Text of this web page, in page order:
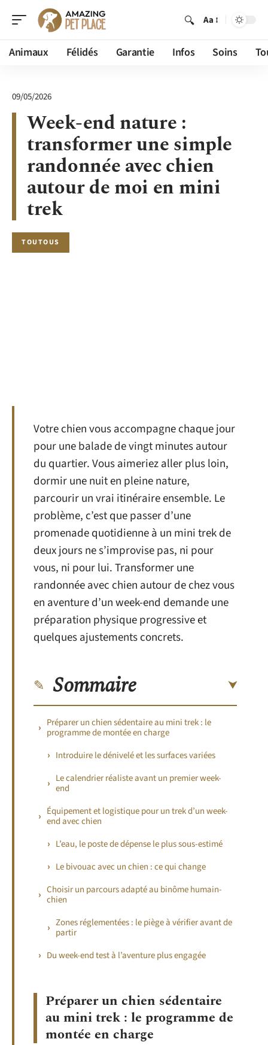
Aa
Animaux Félidés Garantie Infos Soins
09/05/2026
Week-end nature :
transformer une simple
randonnée avec chien
autour de moi en mini
trek
TOUTOUS
Votre chien vous accompagne chaque jour
pour une balade de vingt minutes autour
du quartier. Vous aimeriez aller plus loin,
dormir une nuit en pleine nature,
parcourir un vrai itinéraire ensemble. Le
problème, c’est que passer d’une
promenade quotidienne à un mini trek de
deux jours ne s’improvise pas, ni pour
vous, ni pour lui. Transformer une
randonnée avec chien autour de chez vous
en aventure d’un week-end demande une
préparation physique progressive et
quelques ajustements concrets.
Sommaire
Préparer un chien sédentaire au mini trek : le
programme de montée en charge
Introduire le dénivelé et les surfaces variées
Le calendrier réaliste avant un premier week-
end
Équipement et logistique pour un trek d’un week-
end avec chien
L’eau, le poste de dépense le plus sous-estimé
Le bivouac avec un chien : ce qui change
Choisir un parcours adapté au binôme humain-
chien
Zones réglementées : le piège à vérifier avant de
partir
Du week-end test à l’aventure plus engagée
Préparer un chien sédentaire
au mini trek : le programme de
montée en charge